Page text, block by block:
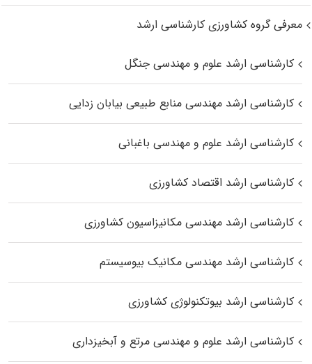
معرفی گروه کشاورزی کارشناسی ارشد
کارشناسی ارشد علوم و مهندسی جنگل
کارشناسی ارشد مهندسی منابع طبیعی بیابان زدایی
کارشناسی ارشد علوم و مهندسی باغبانی
کارشناسی ارشد اقتصاد کشاورزی
کارشناسی ارشد مهندسی مکانیزاسیون کشاورزی
کارشناسی ارشد مهندسی مکانیک بیوسیستم
کارشناسی ارشد بیوتکنولوژی کشاورزی
کارشناسی ارشد علوم و مهندسی مرتع و آبخیزداری